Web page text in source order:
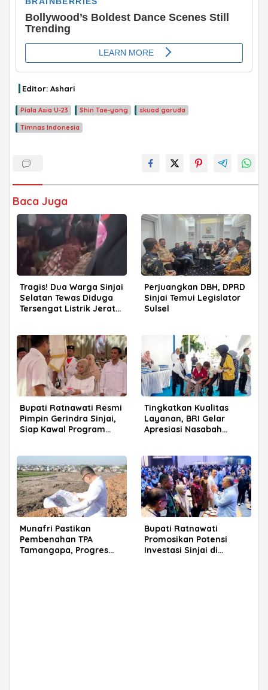
Editor: Ashari
Piala Asia U-23 Shin Tae-yong skuad garuda
Timnas Indonesia
Baca Juga
Tragis! Dua Warga Sinjai
Selatan Tewas Diduga
Tersengat Listrik Jerat
Perjuangkan DBH, DPRD
Sinjai Temui Legislator
Sulsel
Bupati Ratnawati Resmi
Pimpin Gerindra Sinjai,
Siap Kawal Program
Tingkatkan Kualitas
Layanan, BRI Gelar
Apresiasi Nasabah
Munafri Pastikan
Pembenahan TPA
Tamangapa, Progres
Bupati Ratnawati
Promosikan Potensi
Investasi Sinjai di